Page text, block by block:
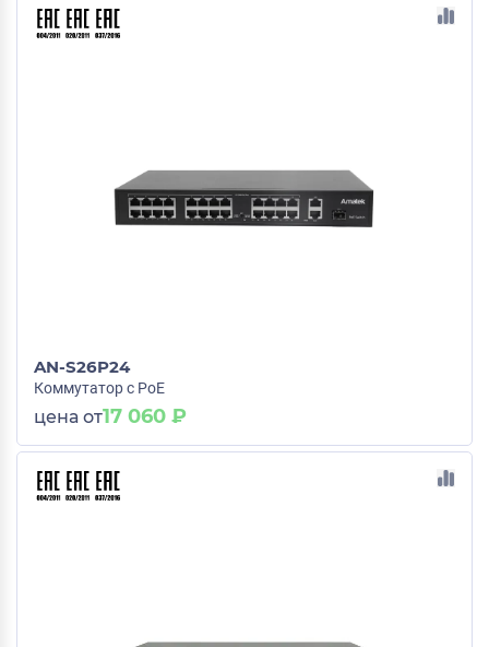
AN-S26P24
Коммутатор с PoE
цена от17 060 ₽